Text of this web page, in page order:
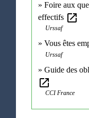
Foire aux
effectifs open_in_new
Urssaf
Vous êtes
Urssaf
Guide des
open_in_new
CCI France